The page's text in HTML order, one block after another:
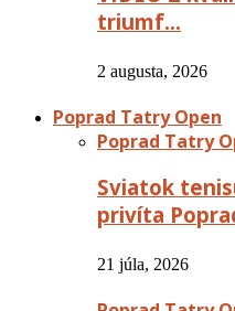
triumf…
2 augusta, 2026
Poprad Tatry Open
Poprad Tatry
Sviatok
privíta
21 júla, 2026